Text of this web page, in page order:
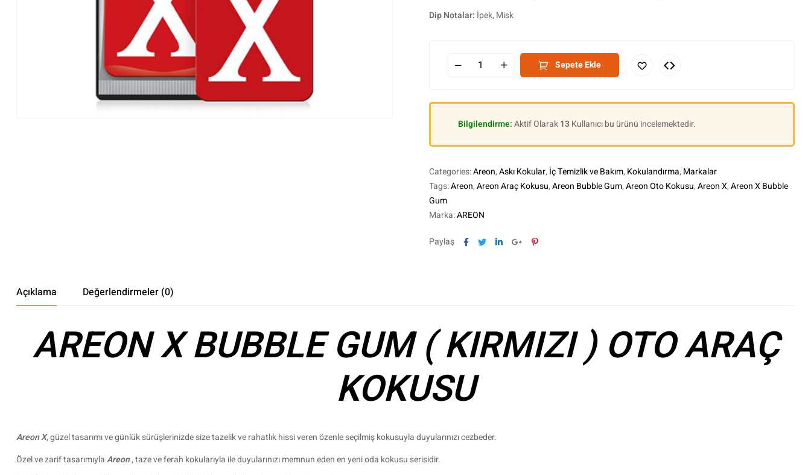
Dip Notalar: İpek, Misk
Sepete Ekle
Bilgilendirme:Aktif Olarak13Kullanıcı bu ürünü incelemektedir.
Categories:Areon,Askı Kokular, İç Temizlik ve Bakım, Kokulandırma, Markalar
Tags:Areon,Areon Araç Kokusu,Areon Bubble Gum,Areon Oto Kokusu,Areon X,Areon X Bubble
Gum
Marka:AREON
Paylaş Facebook
TwitterLinkedinGoogle+Pinterest
Açıklama Değerlendirmeler (0)
AREON X BUBBLE GUM ( KIRMIZI ) OTO ARAÇ
KOKUSU
Areon X, güzel tasarımı ve günlük sürüşlerinizde size tazelik ve rahatlık hissi veren özenle seçilmiş kokusuyla duyularınızı cezbeder.
Özel ve zarif tasarımıylaAreon, taze ve ferah kokularıyla ile duyularınızı memnun eden en yeni oda kokusu serisidir.